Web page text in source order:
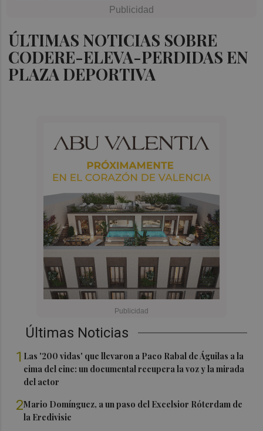
ÚLTIMAS NOTICIAS SOBRE
CODERE-ELEVA-PERDIDAS EN
PLAZA DEPORTIVA
Últimas Noticias
1 Las '200 vidas' que llevaron a Paco Rabal de Águilas a la
cima del cine: un documental recupera la voz y la mirada
del actor
2Mario Domínguez, a un paso del Excelsior Róterdam de
la Eredivisie